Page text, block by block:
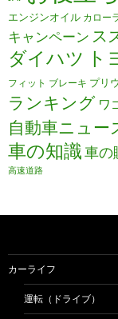
エンジンオイル カロー
キャンペーン ス
ダイハツ ト
フィット ブレーキ プリ
ランキング ワ
自動車ニュー
車の知識車の
高速道路
カーライフ
運転（ドライブ）